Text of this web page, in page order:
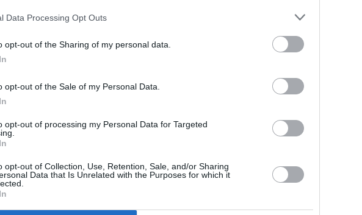
Data Processing Opt Outs
opt-out of the Sharing of my personal data.
opt-out of the Sale of my Personal Data.
opt-out of processing my Personal Data for Targeted
opt-out of Collection, Use, Retention, Sale, and/or Sharing
Data that Is Unrelated with the Purposes for which it
din Padova
descoperit într-un edificiu
Siena. Se presupune că este vorba de